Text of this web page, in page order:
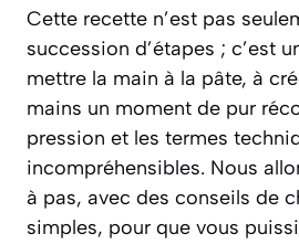
Cette recette n’est pas
succession d’étapes ; c’est
mettre la main à la pâte, à
mains un moment de pur
pression et les termes
incompréhensibles. Nous
à pas, avec des conseils de
simples, pour que vous